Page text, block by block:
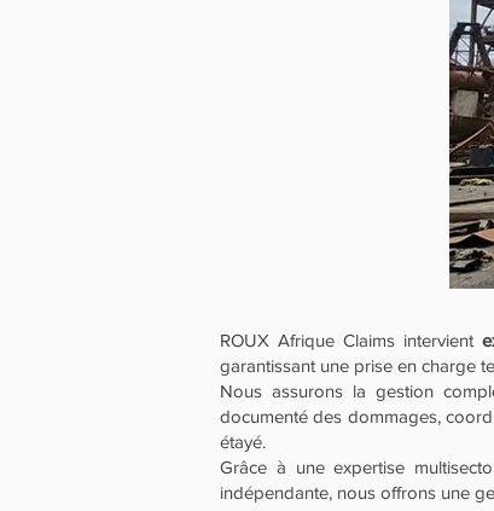
ROUX Afrique Claims intervient
garantissant une prise en charge
Nous assurons la gestion
documenté des dommages,
étayé.
Grâce à une expertise
indépendante, nous offrons une